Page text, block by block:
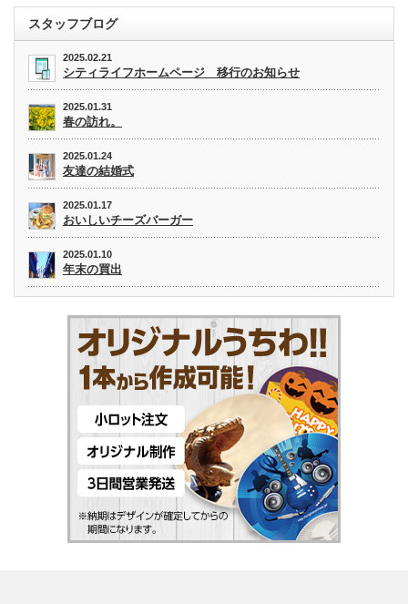
スタッフブログ
2025.02.21
シティライフホームページ 移行のお知らせ
2025.01.31
春の訪れ。
2025.01.24
友達の結婚式
2025.01.17
おいしいチーズバーガー
2025.01.10
年末の買出